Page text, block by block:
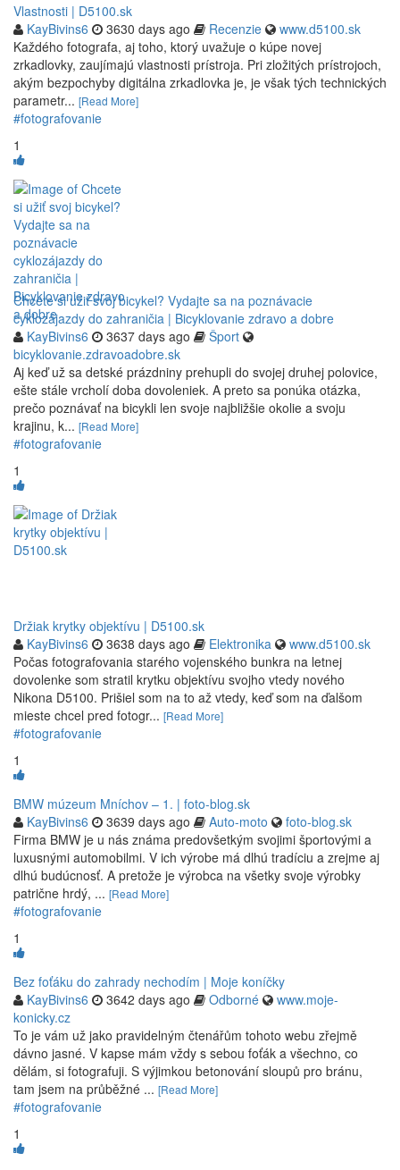
Vlastnosti | D5100.sk
KayBivins6
3630 days ago Recenzie
www.d5100.sk
Každého fotografa, aj toho, ktorý uvažuje o kúpe novej
zrkadlovky, zaujímajú vlastnosti prístroja. Pri zložitých prístrojoch,
akým bezpochyby digitálna zrkadlovka je, je však tých technických
parametr... [Read More]
#fotografovanie
1
Chcete si užiť svoj bicykel? Vydajte sa na poznávacie
cyklozájazdy do zahraničia | Bicyklovanie zdravo a dobre
KayBivins6
3637 days ago
Šport
bicyklovanie.zdravoadobre.sk
Aj keď už sa detské prázdniny prehupli do svojej druhej polovice,
ešte stále vrcholí doba dovoleniek. A preto sa ponúka otázka,
prečo poznávať na bicykli len svoje najbližšie okolie a svoju
krajinu, k... [Read More]
#fotografovanie
1
Držiak krytky objektívu | D5100.sk
KayBivins6
3638 days ago Elektronika
www.d5100.sk
Počas fotografovania starého vojenského bunkra na letnej
dovolenke som stratil krytku objektívu svojho vtedy nového
Nikona D5100. Prišiel som na to až vtedy, keď som na ďalšom
mieste chcel pred fotogr... [Read More]
#fotografovanie
1
BMW múzeum Mníchov – 1. | foto-blog.sk
KayBivins6
3639 days ago Auto-moto
foto-blog.sk
Firma BMW je u nás známa predovšetkým svojimi športovými a
luxusnými automobilmi. V ich výrobe má dlhú tradíciu a zrejme aj
dlhú budúcnosť. A pretože je výrobca na všetky svoje výrobky
patrične hrdý, ... [Read More]
#fotografovanie
1
Bez foťáku do zahrady nechodím | Moje koníčky
KayBivins6
3642 days ago Odborné
www.moje-
konicky.cz
To je vám už jako pravidelným čtenářům tohoto webu zřejmě
dávno jasné. V kapse mám vždy s sebou foťák a všechno, co
dělám, si fotografuji. S výjimkou betonování sloupů pro bránu,
tam jsem na průběžné ... [Read More]
#fotografovanie
1